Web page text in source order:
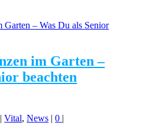
im Garten –
beachten
|Vital,News |0 |